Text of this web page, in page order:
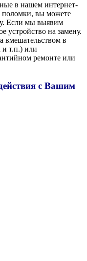
в нашем интернет-
поломки, вы можете
Если мы выявим
устройство на замену.
вмешательством в
т.п.) или
ремонте или
с Вашим